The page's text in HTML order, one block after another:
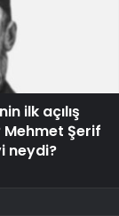
ilk açılış
Mehmet Şerif
neydi?